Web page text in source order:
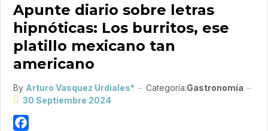
Apunte diario sobre letras
hipnóticas: Los burritos, ese
platillo mexicano tan
americano
By Arturo Vasquez Urdiales* Categoría:Gastronomía
30 Septiembre 2024